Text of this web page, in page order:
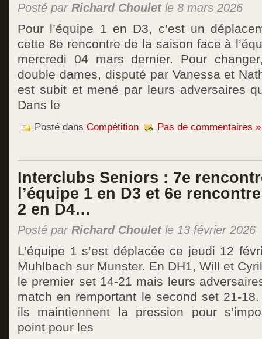
Posté par Richard Chouletle 8 mars 2026
Pour l’équipe 1 en D3, c’est un
cette 8e rencontre de la saison face à
mercredi 04 mars dernier. Pour
double dames, disputé par Vanessa et
est subit et mené par leurs adversaires
Dans le
Posté dans Compétition Pas de commentaires »
Interclubs Seniors : 7e
l’équipe 1 en D3 et 6e
2 en D4…
Posté par Richard Chouletle 13 février 2026
L’équipe 1 s’est déplacée ce jeudi 12
Muhlbach sur Munster. En DH1, Will et
le premier set 14-21 mais leurs
match en remportant le second set 21-
ils maintiennent la pression pour
point pour les